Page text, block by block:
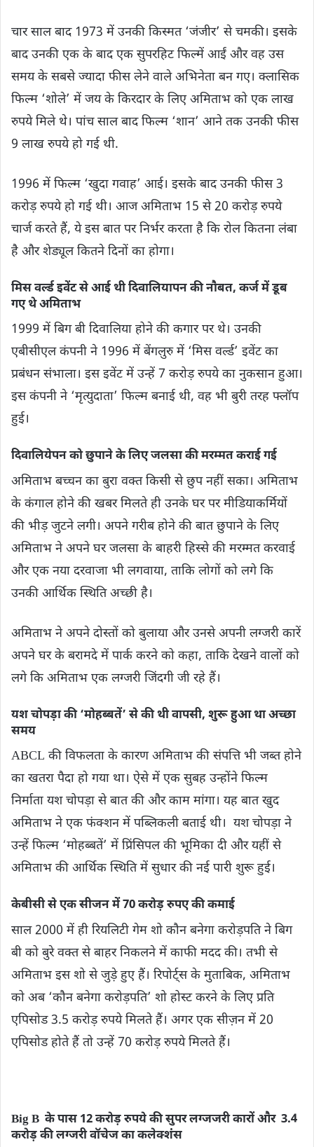
चार साल बाद 1973 में उनकी किस्मत ‘जंजीर’ से चमकी। इसके
बाद उनकी एक के बाद एक सुपरहिट फिल्में आईं और वह उस
समय के सबसे ज्यादा फीस लेने वाले अभिनेता बन गए। क्लासिक
फिल्म ‘शोले’ में जय के किरदार के लिए अमिताभ को एक लाख
रुपये मिले थे। पांच साल बाद फिल्म ‘शान’ आने तक उनकी फीस
9 लाख रुपये हो गई थी.
1996 में फिल्म ‘खुदा गवाह’ आई। इसके बाद उनकी फीस 3
करोड़ रुपये हो गई थी। आज अमिताभ 15 से 20 करोड़ रुपये
चार्ज करते हैं, ये इस बात पर निर्भर करता है कि रोल कितना लंबा
है और शेड्यूल कितने दिनों का होगा।
मिस वर्ल्ड इवेंट से आई थी दिवालियापन की नौबत, कर्ज में डूब
गए थे अमिताभ
1999 में बिग बी दिवालिया होने की कगार पर थे। उनकी
एबीसीएल कंपनी ने 1996 में बेंगलुरु में ‘मिस वर्ल्ड’ इवेंट का
प्रबंधन संभाला। इस इवेंट में उन्हें 7 करोड़ रुपये का नुकसान हुआ।
इस कंपनी ने ‘मृत्युदाता’ फिल्म बनाई थी, वह भी बुरी तरह फ्लॉप
हुई।
दिवालियेपन को छुपाने के लिए जलसा की मरम्मत कराई गई
अमिताभ बच्चन का बुरा वक्त किसी से छुप नहीं सका। अमिताभ
के कंगाल होने की खबर मिलते ही उनके घर पर मीडियाकर्मियों
की भीड़ जुटने लगी। अपने गरीब होने की बात छुपाने के लिए
अमिताभ ने अपने घर जलसा के बाहरी हिस्से की मरम्मत करवाई
और एक नया दरवाजा भी लगवाया, ताकि लोगों को लगे कि
उनकी आर्थिक स्थिति अच्छी है।
अमिताभ ने अपने दोस्तों को बुलाया और उनसे अपनी लग्जरी कारें
अपने घर के बरामदे में पार्क करने को कहा, ताकि देखने वालों को
लगे कि अमिताभ एक लग्जरी जिंदगी जी रहे हैं।
यश चोपड़ा की ‘मोहब्बतें’ से की थी वापसी, शुरू हुआ था अच्‍छा
समय
ABCL की विफलता के कारण अमिताभ की संपत्ति भी जब्त होने
का खतरा पैदा हो गया था। ऐसे में एक सुबह उन्होंने फिल्म
निर्माता यश चोपड़ा से बात की और काम मांगा। यह बात खुद
अमिताभ ने एक फंक्‍शन में पब्लिकली बताई थी। यश चोपड़ा ने
उन्हें फिल्म ‘मोहब्बतें’ में प्रिंसिपल की भूमिका दी और यहीं से
अमिताभ की आर्थिक स्थिति में सुधार की नई पारी शुरू हुई।
केबीसी से एक सीजन में 70 करोड़ रुपए की कमाई
साल 2000 में ही रियलिटी गेम शो कौन बनेगा करोड़पति ने बिग
बी को बुरे वक्त से बाहर निकलने में काफी मदद की। तभी से
अमिताभ इस शो से जुड़े हुए हैं। रिपोर्ट्स के मुताबिक, अमिताभ
को अब ‘कौन बनेगा करोड़पति’ शो होस्ट करने के लिए प्रति
एपिसोड 3.5 करोड़ रुपये मिलते हैं। अगर एक सीज़न में 20
एपिसोड होते हैं तो उन्हें 70 करोड़ रुपये मिलते हैं।
Big B के पास 12 करोड़ रुपये की सुपर लग्जजरी कारों और 3.4
करोड़ की लग्जरी वॉचेज का कलेक्‍शंंस